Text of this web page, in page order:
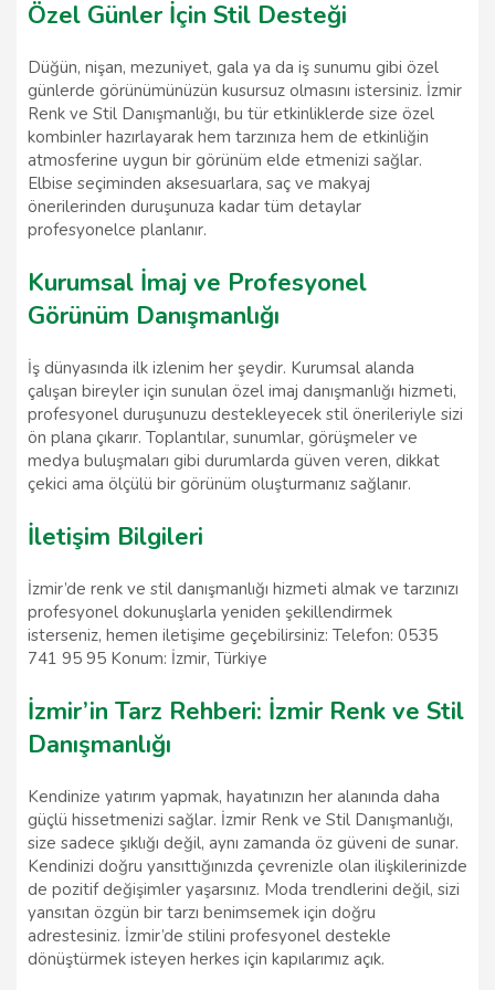
Özel Günler İçin Stil Desteği
Düğün, nişan, mezuniyet, gala ya da iş sunumu gibi özel
günlerde görünümünüzün kusursuz olmasını istersiniz. İzmir
Renk ve Stil Danışmanlığı, bu tür etkinliklerde size özel
kombinler hazırlayarak hem tarzınıza hem de etkinliğin
atmosferine uygun bir görünüm elde etmenizi sağlar.
Elbise seçiminden aksesuarlara, saç ve makyaj
önerilerinden duruşunuza kadar tüm detaylar
profesyonelce planlanır.
Kurumsal İmaj ve Profesyonel
Görünüm Danışmanlığı
İş dünyasında ilk izlenim her şeydir. Kurumsal alanda
çalışan bireyler için sunulan özel imaj danışmanlığı hizmeti,
profesyonel duruşunuzu destekleyecek stil önerileriyle sizi
ön plana çıkarır. Toplantılar, sunumlar, görüşmeler ve
medya buluşmaları gibi durumlarda güven veren, dikkat
çekici ama ölçülü bir görünüm oluşturmanız sağlanır.
İletişim Bilgileri
İzmir’de renk ve stil danışmanlığı hizmeti almak ve tarzınızı
profesyonel dokunuşlarla yeniden şekillendirmek
isterseniz, hemen iletişime geçebilirsiniz: Telefon: 0535
741 95 95 Konum: İzmir, Türkiye
İzmir’in Tarz Rehberi: İzmir Renk ve Stil
Danışmanlığı
Kendinize yatırım yapmak, hayatınızın her alanında daha
güçlü hissetmenizi sağlar. İzmir Renk ve Stil Danışmanlığı,
size sadece şıklığı değil, aynı zamanda öz güveni de sunar.
Kendinizi doğru yansıttığınızda çevrenizle olan ilişkilerinizde
de pozitif değişimler yaşarsınız. Moda trendlerini değil, sizi
yansıtan özgün bir tarzı benimsemek için doğru
adrestesiniz. İzmir’de stilini profesyonel destekle
dönüştürmek isteyen herkes için kapılarımız açık.